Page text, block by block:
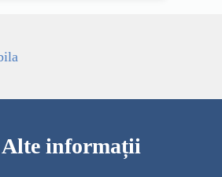
Alte informații